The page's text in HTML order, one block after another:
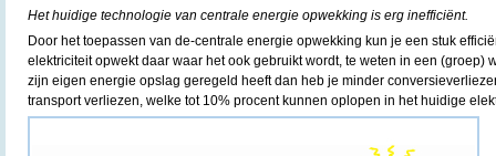
Het huidige technologie van centrale energie opwekking is erg inefficiënt.
Door het toepassen van de-centrale energie opwekking kun je een stuk
elektriciteit opwekt daar waar het ook gebruikt wordt, te weten in een (groep)
zijn eigen energie opslag geregeld heeft dan heb je minder
transport verliezen, welke tot 10% procent kunnen oplopen in het huidige